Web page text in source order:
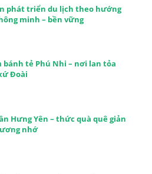
phát triển du lịch theo hướng
minh – bền vững
bánh tẻ Phú Nhi – nơi lan tỏa
Đoài
Hưng Yên – thức quà quê giản
nhớ